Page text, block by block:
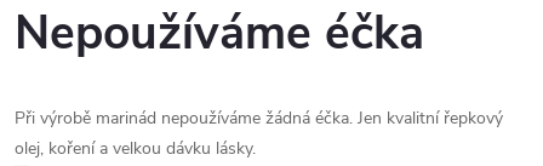
Nepoužíváme éčka
Při výrobě marinád nepoužíváme žádná éčka. Jen kvalitní řepkový
olej, koření a velkou dávku lásky.